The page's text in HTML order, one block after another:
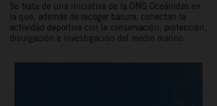
Se trata de una iniciativa de la ONG Oceánidas en
la que, además de recoger basura, conectan la
actividad deportiva con la conservación, protección,
divulgación e investigación del medio marino.